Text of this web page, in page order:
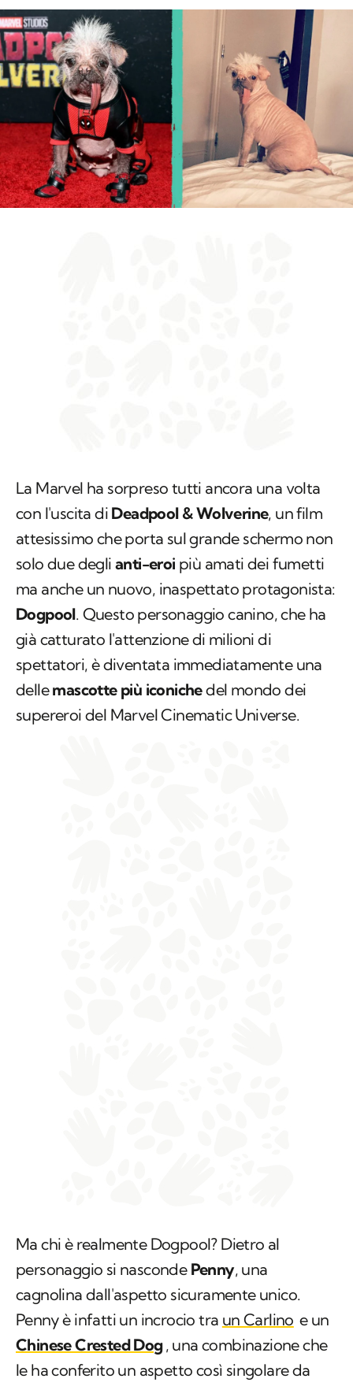
La Marvel ha sorpreso tutti ancora una volta
con l'uscita di Deadpool & Wolverine, un film
attesissimo che porta sul grande schermo non
solo due deglianti-eroi più amati dei fumetti
ma anche un nuovo, inaspettato protagonista:
Dogpool. Questo personaggio canino, che ha
già catturato l'attenzione di milioni di
spettatori, è diventata immediatamente una
dellemascotte più iconichedel mondo dei
supereroi del Marvel Cinematic Universe.
Ma chi è realmente Dogpool? Dietro al
personaggio si nasconde Penny, una
cagnolina dall'aspetto sicuramente unico.
Penny è infatti un incrocio tra un Carlino e un
Chinese Crested Dog, una combinazione che
le ha conferito un aspetto così singolare da